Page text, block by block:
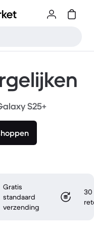
S25+
Gratis
standaard
verzending
30